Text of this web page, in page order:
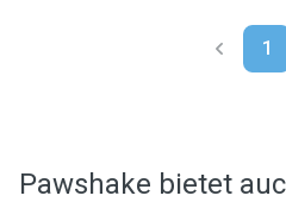
1
Pawshake bietet